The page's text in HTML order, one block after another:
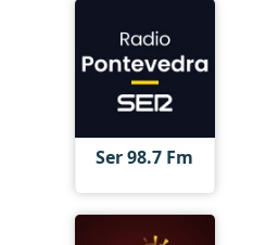
Ser 98.7 Fm